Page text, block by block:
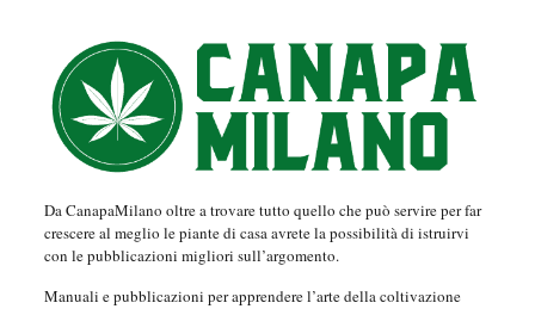
Da CanapaMilano oltre a trovare tutto quello che può servire per far
crescere al meglio le piante di casa avrete la possibilità di istruirvi
con le pubblicazioni migliori sull’argomento.
Manuali e pubblicazioni per apprendere l’arte della coltivazione